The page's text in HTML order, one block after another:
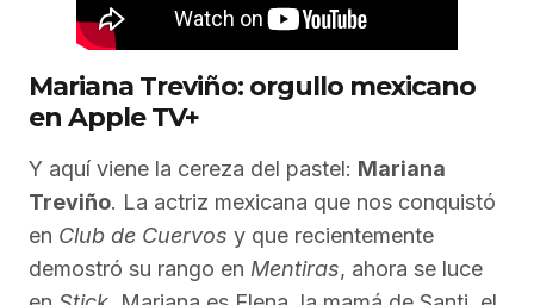
Mariana Treviño: orgullo mexicano
en Apple TV+
Y aquí viene la cereza del pastel: Mariana
Treviño. La actriz mexicana que nos conquistó
en Club de Cuervos y que recientemente
demostró su rango en Mentiras, ahora se luce